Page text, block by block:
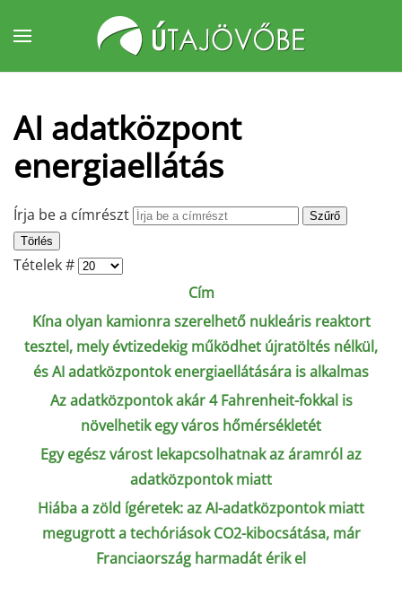
Fő tartalom átugrása
AI adatközpont
energiaellátás
Írja be a címrészt
Szűrő
Törlés
Tételek #
Cím
Kína olyan kamionra szerelhető nukleáris reaktort
tesztel, mely évtizedekig működhet újratöltés nélkül,
és AI adatközpontok energiaellátására is alkalmas
Az adatközpontok akár 4 Fahrenheit-fokkal is
növelhetik egy város hőmérsékletét
Egy egész várost lekapcsolhatnak az áramról az
adatközpontok miatt
Hiába a zöld ígéretek: az AI-adatközpontok miatt
megugrott a techóriások CO2-kibocsátása, már
Franciaország harmadát érik el